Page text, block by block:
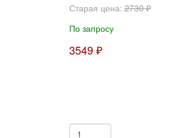
Старая цена: 2730 ₽
По запросу
3549 ₽